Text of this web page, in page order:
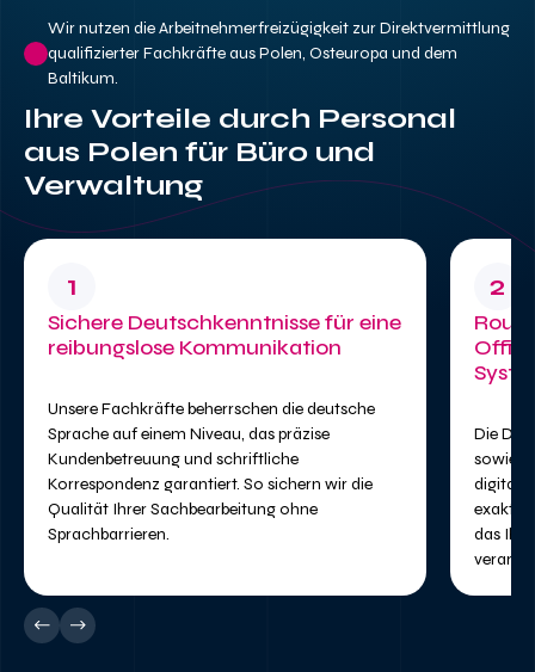
Wir nutzen die Arbeitnehmerfreizügigkeit zur Direktvermittlung
qualifizierter Fachkräfte aus Polen, Osteuropa und dem
Baltikum.
Ihre Vorteile durch Personal
aus Polen für Büro und
Verwaltung
1
Sichere Deutschkenntnisse für eine
reibungslose Kommunikation
Unsere Fachkräfte beherrschen die deutsche
Sprache auf einem Niveau, das präzise
Kundenbetreuung und schriftliche
Korrespondenz garantiert. So sichern wir die
Qualität Ihrer Sachbearbeitung ohne
Sprachbarrieren.
2
Die
sowie
das